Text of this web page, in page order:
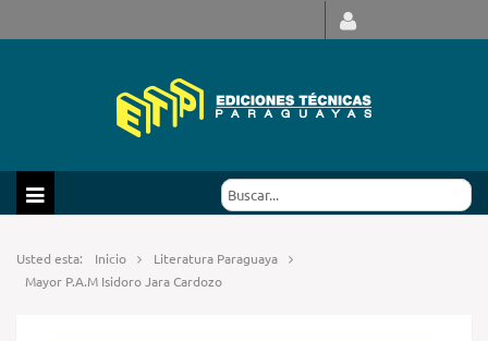
Usted esta: Inicio
Literatura Paraguaya
Mayor P.A.M Isidoro Jara Cardozo